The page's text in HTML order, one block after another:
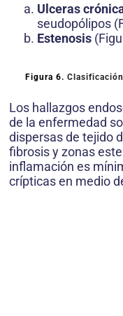
Ulceras
seudopólipos
Estenosis
Figura 6.
Los hallazgos
de la enfermedad
dispersas de tejido
fibrosis y zonas
inflamación es
crípticas en medio